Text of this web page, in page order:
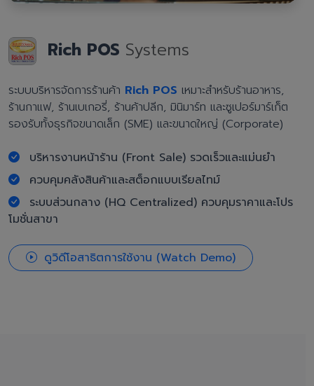
Rich POS Systems
ระบบบริหารจัดการร้านค้า Rich POS เหมาะสำหรับร้านอาหาร,
ร้านกาแฟ, ร้านเบเกอรี่, ร้านค้าปลีก, มินิมาร์ท และซูเปอร์มาร์เก็ต
รองรับทั้งธุรกิจขนาดเล็ก (SME) และขนาดใหญ่ (Corporate)
บริหารงานหน้าร้าน (Front Sale) รวดเร็วและแม่นยำ
ควบคุมคลังสินค้าและสต็อกแบบเรียลไทม์
ระบบส่วนกลาง (HQ Centralized) ควบคุมราคาและโปร
โมชั่นสาขา
ดูวิดีโอสาธิตการใช้งาน (Watch Demo)